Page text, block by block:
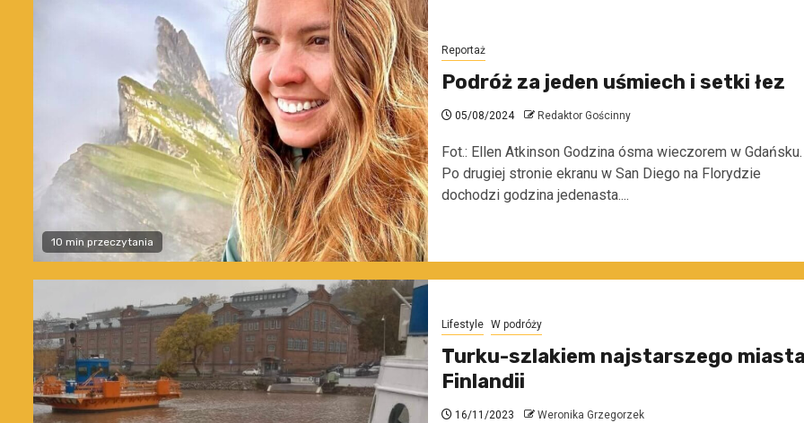
10 min przeczytania
Reportaż
Podróż za jeden uśmiech i setki łez
05/08/2024 Redaktor Gościnny
Fot.: Ellen Atkinson Godzina ósma wieczorem w Gdańsku.
Po drugiej stronie ekranu w San Diego na Florydzie
dochodzi godzina jedenasta....
Lifestyle W podróży
Turku-szlakiem najstarszego
Finlandii
16/11/2023 Weronika Grzegorzek